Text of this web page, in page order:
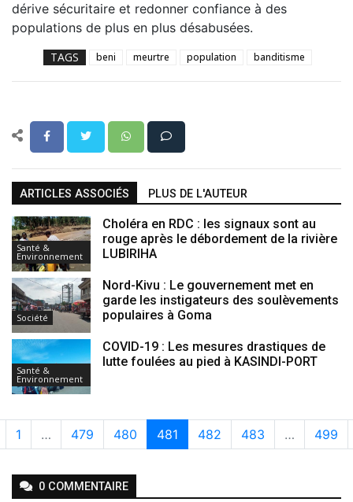
dérive sécuritaire et redonner confiance à des
populations de plus en plus désabusées.
TAGS beni meurtre population banditisme
ARTICLES ASSOCIÉS PLUS DE L'AUTEUR
Santé &
Environnement
Choléra en RDC : les signaux sont au
rouge après le débordement de la rivière
LUBIRIHA
Société
Nord-Kivu : Le gouvernement met en
garde les instigateurs des soulèvements
populaires à Goma
Santé &
Environnement
COVID-19 : Les mesures drastiques de
lutte foulées au pied à KASINDI-PORT
1 … 479 480 481 482 483 … 499
0 COMMENTAIRE